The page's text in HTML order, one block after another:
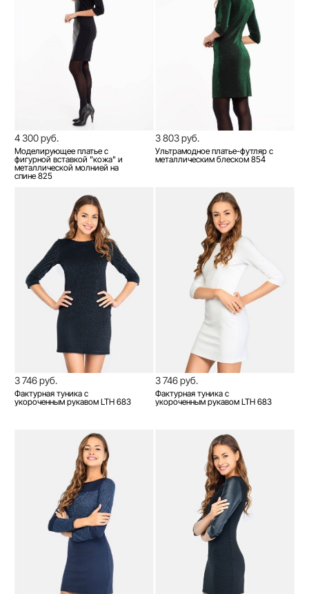
4 300 руб.
Моделирующее платье с
фигурной вставкой "кожа" и
металлической молнией на
спине 825
3 803 руб.
Ультрамодное платье-футляр с
металлическим блеском 854
3 746 руб.
Фактурная туника с
укороченным рукавом LTH 683
3 746 руб.
Фактурная туника с
укороченным рукавом LTH 683